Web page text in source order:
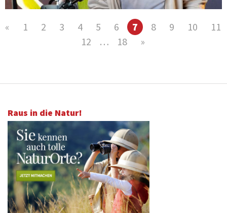
« 1 2 3 4 5 6 7 8 9 10
11
12
… 18 »
Raus in die Natur!